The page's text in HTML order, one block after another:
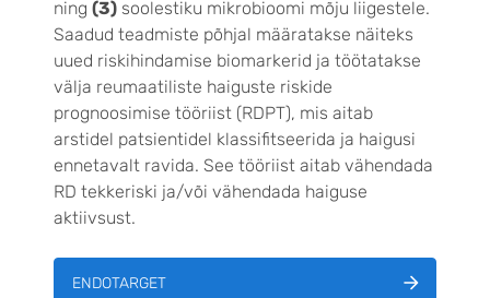
ning(3) soolestiku mikrobioomi mõju liigestele.
Saadud teadmiste põhjal määratakse näiteks
uued riskihindamise biomarkerid ja töötatakse
välja reumaatiliste haiguste riskide
prognoosimise tööriist (RDPT), mis aitab
arstidel patsientidel klassifitseerida ja haigusi
ennetavalt ravida. See tööriist aitab vähendada
RD tekkeriski ja/või vähendada haiguse
aktiivsust.
ENDOTARGET